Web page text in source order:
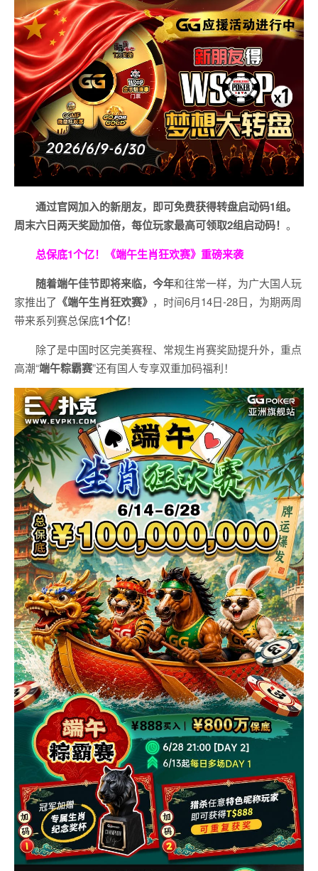
通过官网加入的新朋友，即可免费获得转盘启动码1组。
周末六日两天奖励加倍，每位玩家最高可领取2组启动码！ 。
总保底1个亿！
《端午生肖狂欢赛》重磅来袭
随着端午佳节即将来临，今年和往常一样，为广大国人玩
家推出了 《端午生肖狂欢赛》 ，时间6月14日-28日，为期两周
带来系列赛总保底1个亿！
除了是中国时区完美赛程、常规生肖赛奖励提升外，重点
高潮“端午粽霸赛”还有国人专享双重加码福利！